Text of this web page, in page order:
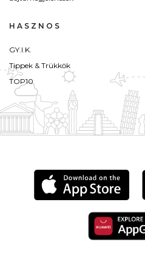
HASZNOS
GY.I.K.
Tippek & Trükkök
TOP10